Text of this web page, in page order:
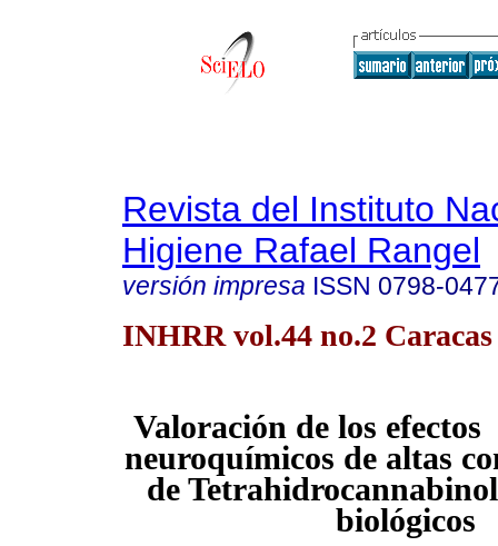
Revista del Instituto
Higiene Rafael Rangel
versión impresa ISSN 0798-
INHRR vol.44 no.2
Valoración de los
neuroquímicos de altas
de
biológicos